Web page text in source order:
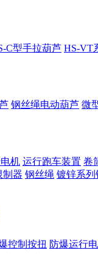
C型手拉葫芦 HS-VT
钢丝绳电动葫芦 微
机 运行跑车装置 卷
制器 钢丝绳 镀锌系列
控制按扭 防爆运行